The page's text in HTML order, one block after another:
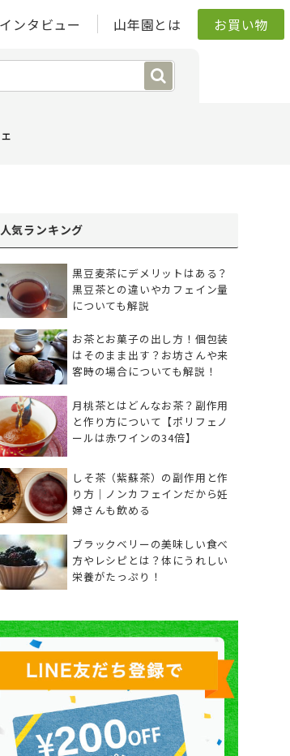
インタビュー 山年園とは お買い物
気ランキング
黒豆麦茶にデメリットはある？
黒豆茶との違いやカフェイン量
についても解説
お茶とお菓子の出し方！個包装
はそのまま出す？お坊さんや来
客時の場合についても解説！
月桃茶とはどんなお茶？副作用
と作り方について【ポリフェノ
ールは赤ワインの34倍】
しそ茶（紫蘇茶）の副作用と作
り方｜ノンカフェインだから妊
婦さんも飲める
ブラックベリーの美味しい食べ
方やレシピとは？体にうれしい
栄養がたっぷり！